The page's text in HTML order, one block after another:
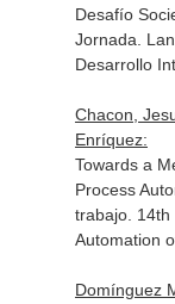
Desafío
Jornada.
Desarrollo
Chacon,
Enríquez:
Towards a
Process
trabajo. 14th
Automation
Domínguez